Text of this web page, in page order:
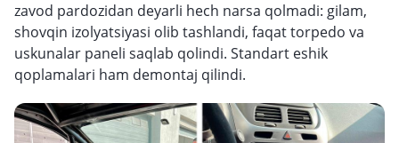
zavod pardozidan deyarli hech narsa qolmadi: gilam,
shovqin izolyatsiyasi olib tashlandi, faqat torpedo va
uskunalar paneli saqlab qolindi. Standart eshik
qoplamalari ham demontaj qilindi.